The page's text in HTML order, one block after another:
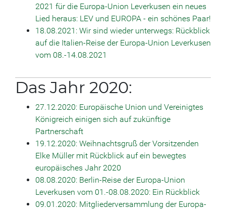
2021 für die Europa-Union Leverkusen ein neues
Lied heraus: LEV und EUROPA - ein schönes Paar!
18.08.2021: Wir sind wieder unterwegs: Rückblick
auf die Italien-Reise der Europa-Union Leverkusen
vom 08.-14.08.2021
Das Jahr 2020:
27.12.2020: Europäische Union und Vereinigtes
Königreich einigen sich auf zukünftige
Partnerschaft
19.12.2020: Weihnachtsgruß der Vorsitzenden
Elke Müller mit Rückblick auf ein bewegtes
europäisches Jahr 2020
08.08.2020: Berlin-Reise der Europa-Union
Leverkusen vom 01.-08.08.2020: Ein Rückblick
09.01.2020: Mitgliederversammlung der Europa-